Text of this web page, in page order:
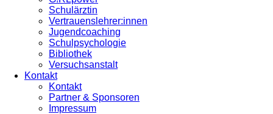
Schulärztin
Vertrauenslehrer:innen
Jugendcoaching
Schulpsychologie
Bibliothek
Versuchsanstalt
Kontakt
Kontakt
Partner & Sponsoren
Impressum